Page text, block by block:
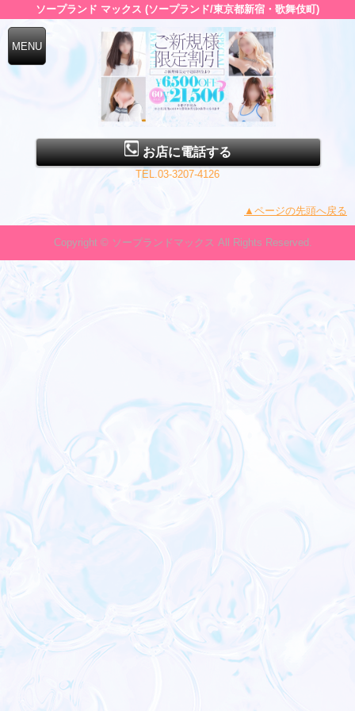
ソープランド マックス (ソープランド/東京都新宿・歌舞伎町)
お店に電話する
TEL.03-3207-4126
▲ページの先頭へ戻る
Copyright © ソープランドマックス All Rights Reserved.